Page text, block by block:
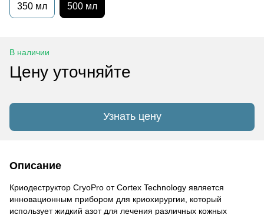
350 мл 500 мл
В наличии
Цену уточняйте
Узнать цену
Описание
Криодеструктор CryoPro от Cortex Technology является
инновационным прибором для криохирургии, который
использует жидкий азот для лечения различных кожных